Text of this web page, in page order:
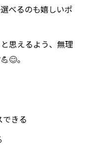
べるのも嬉しいポ
思えるよう、無理
。
できる